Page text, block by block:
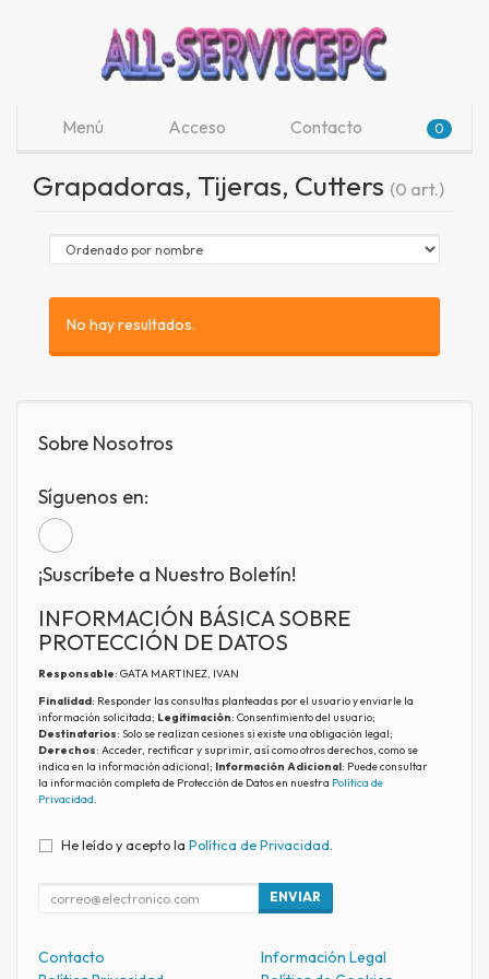
Menú Acceso Contacto 0
Grapadoras, Tijeras, Cutters (0 art.)
No hay resultados.
Sobre Nosotros
Síguenos en:
¡Suscríbete a Nuestro Boletín!
INFORMACIÓN BÁSICA SOBRE
PROTECCIÓN DE DATOS
Responsable: GATA MARTINEZ, IVAN
Finalidad: Responder las consultas planteadas por el usuario y enviarle la
información solicitada; Legitimación: Consentimiento del usuario;
Destinatarios: Solo se realizan cesiones si existe una obligación legal;
Derechos: Acceder, rectificar y suprimir, así como otros derechos, como se
indica en la información adicional; Información Adicional: Puede consultar
la información completa de Protección de Datos en nuestra Política de
Privacidad.
He leído y acepto la Política de Privacidad
ENVIAR
Contacto
Información Legal